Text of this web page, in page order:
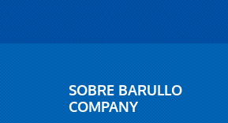
SOBRE BARULLO
COMPANY